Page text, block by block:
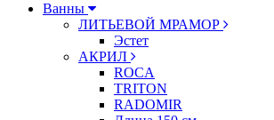
Ванны
ЛИТЬЕВОЙ МРАМОР
Эстет
АКРИЛ
ROCA
TRITON
RADOMIR